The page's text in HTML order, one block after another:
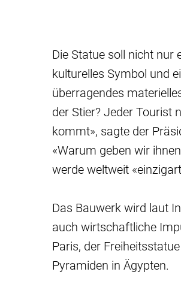
Die Statue soll nicht nur
kulturelles Symbol und
überragendes
der Stier? Jeder Tourist
kommt», sagte der
«Warum geben wir
werde weltweit
Das Bauwerk wird laut
auch wirtschaftliche
Paris, der
Pyramiden in Ägypten.